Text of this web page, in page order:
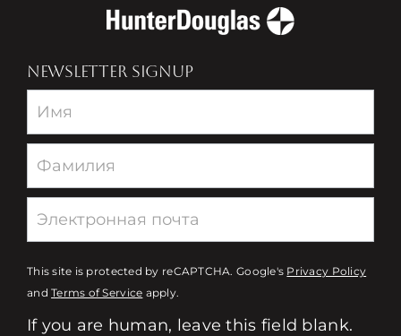
NEWSLETTER SIGNUP
Newsletter
This site is protected by reCAPTCHA. Google's Privacy Policy
andTerms of Service apply.
If you are human, leave this field blank.